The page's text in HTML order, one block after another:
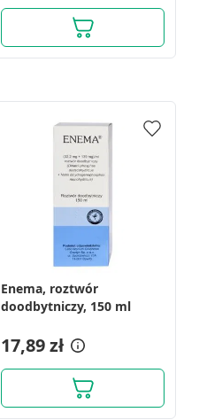
Enema, roztwór
doodbytniczy, 150 ml
17,89 zł